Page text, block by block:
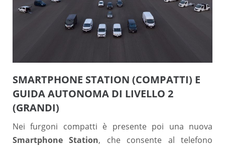
SMARTPHONE STATION (COMPATTI) E
GUIDA AUTONOMA DI LIVELLO 2
(GRANDI)
Nei furgoni compatti è presente poi una nuova
Smartphone Station, che consente al telefono